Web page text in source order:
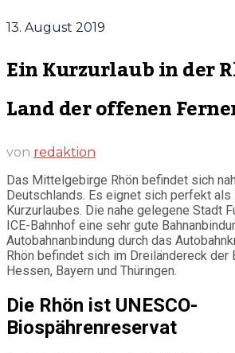
13. August 2019
Ein Kurzurlaub in der
Land der offenen
von redaktion
Das Mittelgebirge Rhön befindet sich
Deutschlands. Es eignet sich perfekt
Kurzurlaubes. Die nahe gelegene Stadt
ICE-Bahnhof eine sehr gute
Autobahnanbindung durch das
Rhön befindet sich im Dreiländereck der
Hessen, Bayern und Thüringen.
Die Rhön ist UNESCO-
Biospährenreservat